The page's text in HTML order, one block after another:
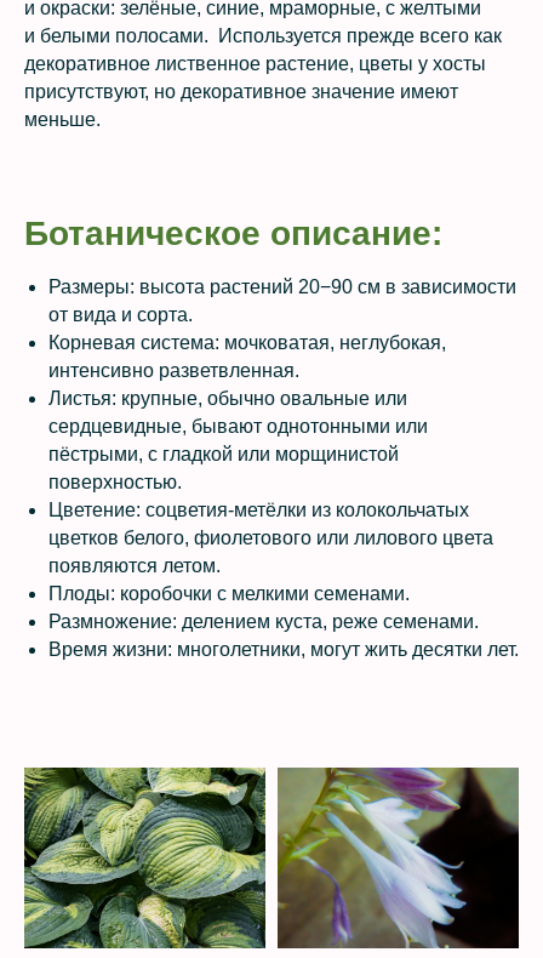
и окраски: зелёные, синие, мраморные, с желтыми
и белыми полосами. Используется прежде всего как
декоративное лиственное растение, цветы у хосты
присутствуют, но декоративное значение имеют
меньше.
Ботаническое описание:
Размеры: высота растений 20−90 см в зависимости
от вида и сорта.
Корневая система: мочковатая, неглубокая,
интенсивно разветвленная.
Листья: крупные, обычно овальные или
сердцевидные, бывают однотонными или
пёстрыми, с гладкой или морщинистой
поверхностью.
Цветение: соцветия-метёлки из колокольчатых
цветков белого, фиолетового или лилового цвета
появляются летом.
Плоды: коробочки с мелкими семенами.
Размножение: делением куста, реже семенами.
Время жизни: многолетники, могут жить десятки лет.